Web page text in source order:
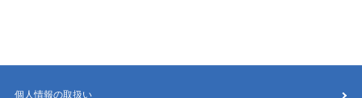
個人情報の取扱い